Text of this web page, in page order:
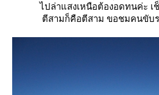
ไปล่าแสงเหนือต้องอดทนค่ะ เ
ตีสามก็คือตีสาม ขอชมคนขับ